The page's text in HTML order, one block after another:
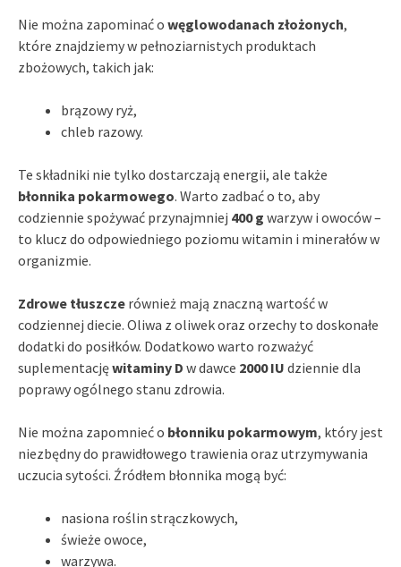
Nie można zapominać o węglowodanach złożonych,
które znajdziemy w pełnoziarnistych produktach
zbożowych, takich jak:
brązowy ryż,
chleb razowy.
Te składniki nie tylko dostarczają energii, ale także
błonnika pokarmowego. Warto zadbać o to, aby
codziennie spożywać przynajmniej 400 g warzyw i owoców –
to klucz do odpowiedniego poziomu witamin i minerałów w
organizmie.
Zdrowe tłuszcze również mają znaczną wartość w
codziennej diecie. Oliwa z oliwek oraz orzechy to doskonałe
dodatki do posiłków. Dodatkowo warto rozważyć
suplementacjęwitaminy D w dawce 2000 IU dziennie dla
poprawy ogólnego stanu zdrowia.
Nie można zapomnieć o błonniku pokarmowym, który jest
niezbędny do prawidłowego trawienia oraz utrzymywania
uczucia sytości. Źródłem błonnika mogą być:
nasiona roślin strączkowych,
świeże owoce,
warzywa.